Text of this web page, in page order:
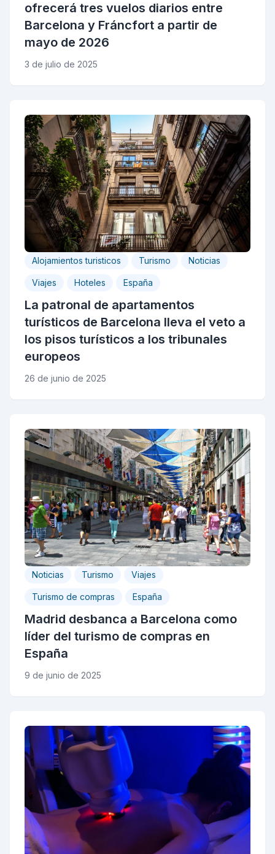
ofrecerá tres vuelos diarios entre
Barcelona y Fráncfort a partir de
mayo de 2026
3 de julio de 2025
Alojamientos turisticos Turismo Noticias
Viajes Hoteles España
La patronal de apartamentos
turísticos de Barcelona lleva el veto a
los pisos turísticos a los tribunales
europeos
26 de junio de 2025
Noticias Turismo Viajes
Turismo de compras España
Madrid desbanca a Barcelona como
líder del turismo de compras en
España
9 de junio de 2025